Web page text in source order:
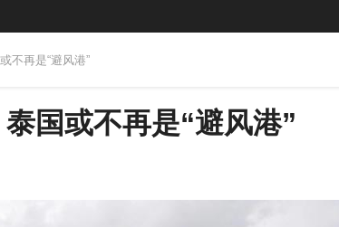
不再是“避风港”
国或不再是“避风港”